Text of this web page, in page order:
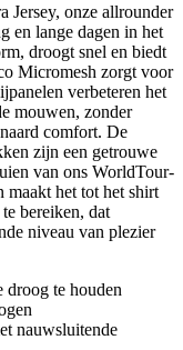
Jersey, onze allrounder
en lange dagen in het
droogt snel en biedt
Micromesh zorgt voor
verbeteren het
mouwen, zonder
comfort. De
zijn een getrouwe
van ons WorldTour-
maakt het tot het shirt
bereiken, dat
niveau van plezier
droog te houden
nauwsluitende